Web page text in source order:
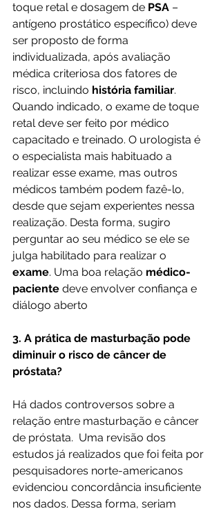
toque retal e dosagem de PSA –
antígeno prostático específico) deve
ser proposto de forma
individualizada, após avaliação
médica criteriosa dos fatores de
risco, incluindo história familiar.
Quando indicado, o exame de toque
retal deve ser feito por médico
capacitado e treinado. O urologista é
o especialista mais habituado a
realizar esse exame, mas outros
médicos também podem fazê-lo,
desde que sejam experientes nessa
realização. Desta forma, sugiro
perguntar ao seu médico se ele se
julga habilitado para realizar o
exame. Uma boa relação médico-
paciente deve envolver confiança e
diálogo aberto
3. A prática de masturbação pode
diminuir o risco de câncer de
próstata?
Há dados controversos sobre a
relação entre masturbação e câncer
de próstata.  Uma revisão dos
estudos já realizados que foi feita por
pesquisadores norte-americanos
evidenciou concordância insuficiente
nos dados. Dessa forma, seriam